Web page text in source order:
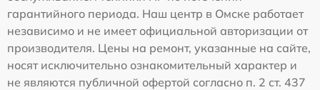
гарантийного периода. Наш центр в Омске работает
независимо и не имеет официальной авторизации от
производителя. Цены на ремонт, указанные на сайте,
носят исключительно ознакомительный характер и
не являются публичной офертой согласно п. 2 ст. 437